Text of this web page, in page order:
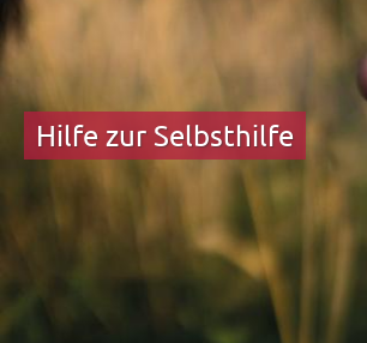
Hilfe zur Selbsthilfe